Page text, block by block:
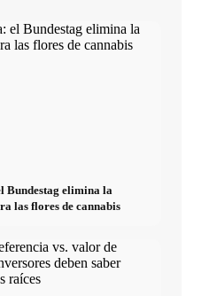
Bundestag elimina la
las flores de cannabis